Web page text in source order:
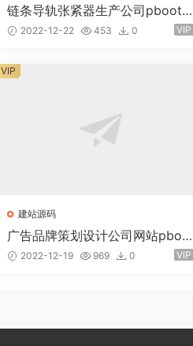
链条导轨张紧器生产公司pbootc
ms模板(PC+WAP) 营销型链条导
2022-12-22 453 0 VIP
建站源码
广告品牌策划设计公司网站pboo
tcms模板(自适应手机)
2022-12-19 969 0 VIP
VIP